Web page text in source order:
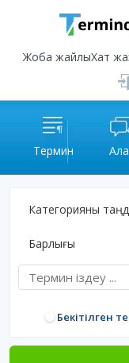
Жоба жайлыХат
Термин
Категорияны
Барлығы
Бекітілген